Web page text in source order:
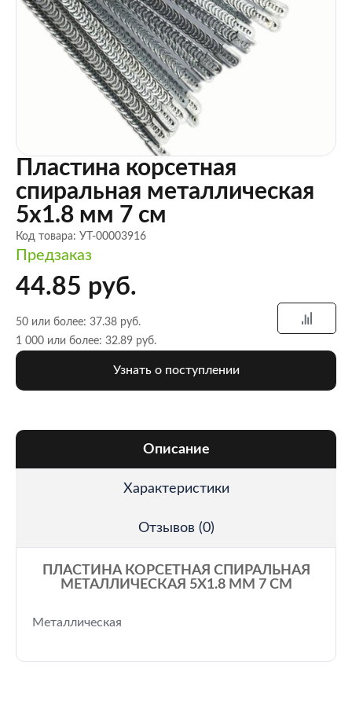
Пластина корсетная
спиральная металлическая
5х1.8 мм 7 см
Код товара: УТ-00003916
Предзаказ
44.85 руб.
50 или более: 37.38 руб.
1 000 или более: 32.89 руб.
Узнать о поступлении
Описание
Характеристики
Отзывов (0)
ПЛАСТИНА КОРСЕТНАЯ СПИРАЛЬНАЯ
МЕТАЛЛИЧЕСКАЯ 5Х1.8 ММ 7 СМ
Металлическая